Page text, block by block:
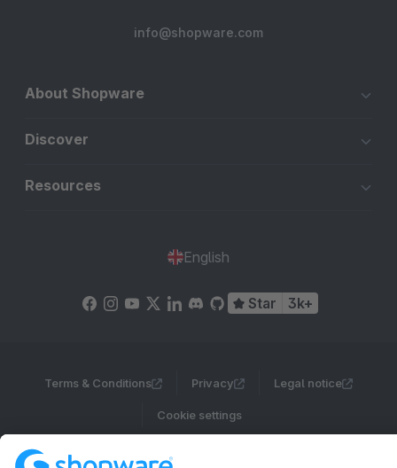
info@shopware.com
About Shopware
Discover
Resources
English
Star 3k+
Terms & Conditions Privacy Legal notice
Cookie settings